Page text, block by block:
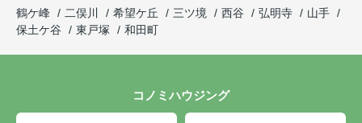
鶴ケ峰
二俣川 希望ケ丘 三ツ境 西谷 弘明寺
山手
保土ケ谷
東戸塚 和田町
コノミハウジング